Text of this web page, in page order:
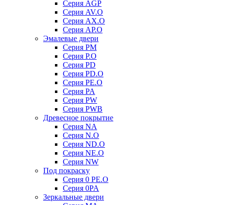
Серия AGP
Серия AV.O
Серия AX.O
Серия AP.O
Эмалевые двери
Серия PM
Серия P.O
Серия PD
Серия PD.O
Серия PE.O
Серия PA
Серия PW
Серия PWB
Древесное покрытие
Серия NA
Серия N.O
Серия ND.O
Серия NE.O
Серия NW
Под покраску
Серия 0 PE.O
Серия 0PA
Зеркальные двери